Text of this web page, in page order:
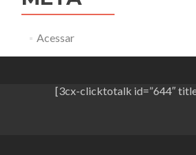
Acessar
[3cx-clicktotalk id=”644″